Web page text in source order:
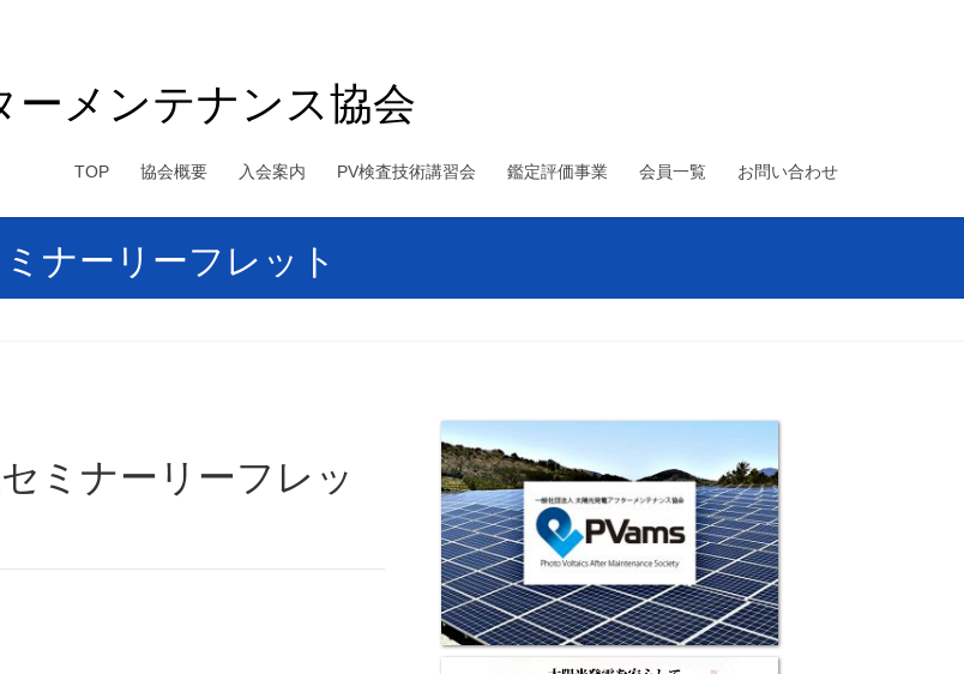
ーメンテナンス協会
TOP 協会概要 入会案内 PV検査技術講習会 鑑定評価事業 会員一覧 お問い合わせ
ナーリーフレット